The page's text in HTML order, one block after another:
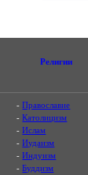
Религии
-Православие
-Католицизм
-Ислам
-Иудаизм
-Индуизм
-Буддизм